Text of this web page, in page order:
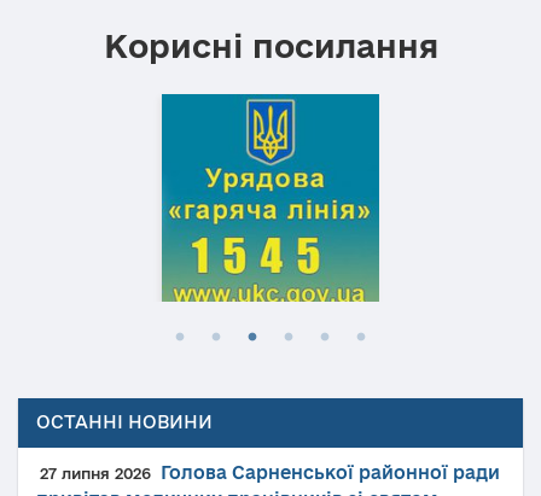
Корисні посилання
ОСТАННІ НОВИНИ
27 липня 2026
Голова Сарненської районної ради